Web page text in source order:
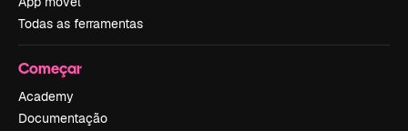
Todas as ferramentas
Começar
Academy
Documentação